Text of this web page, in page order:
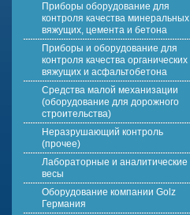
Приборы оборудование для
контроля качества минеральных
вяжущих, цемента и бетона
Приборы и оборудование для
контроля качества органических
вяжущих и асфальтобетона
Средства малой механизации
(оборудование для дорожного
строительства)
Неразрушающий контроль
(прочее)
Лабораторные и аналитические
весы
Оборудование компании Golz
Германия